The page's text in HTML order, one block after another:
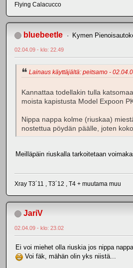
Flying Calacucco
bluebeetle Kymen
02.04.09 - klo: 22.49
Lainaus käyttäjältä: peitsamo -
Kannattaa todellakin tulla
moista kapistusta Model Expoon
Nippa nappa kolme (riuskaa)
nostettua pöydän päälle, joten
Meilläpäin riuskalla tarkoitetaan
Xray T3´11 , T3´12 , T4 + muutama muu
JariV
02.04.09 - klo: 23.02
Ei voi miehet olla riuskia jos nippa
Voi fäk, mähän olin yks niistä...